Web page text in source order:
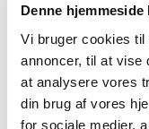
Denne
Vi bruger cookies
annoncer, til at vise
at analysere vores
din brug af vores
for sociale medier,
Centrallås
Økonomi